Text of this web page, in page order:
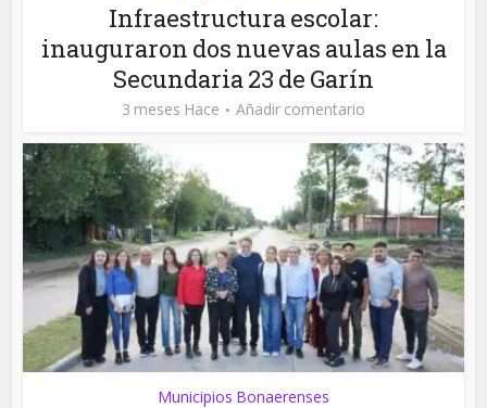
Infraestructura escolar:
inauguraron dos nuevas aulas en la
Secundaria 23 de Garín
3 meses Hace Añadir comentario
Municipios Bonaerenses